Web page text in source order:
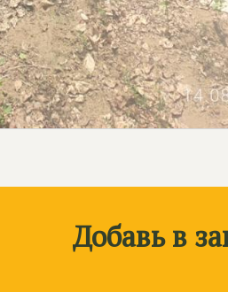
Добавь в